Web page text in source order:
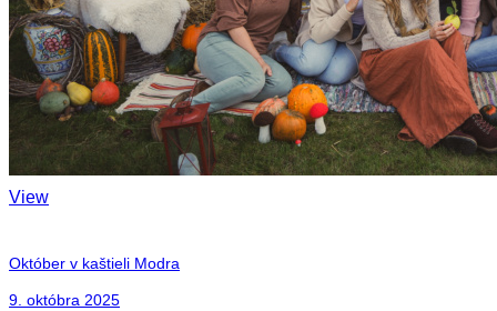
View
Október v kaštieli Modra
9. októbra 2025